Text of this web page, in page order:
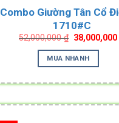
Combo Giường Tân Cổ
1710#C
52,000,000₫ Original
price
was:
52,000,000 ₫.
MUA NHANH